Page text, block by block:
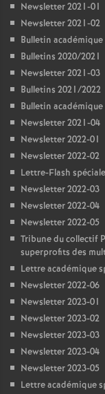
Newsletter 2021-01
Newsletter 2021-02
Bulletin
Bulletins 2020/2021
Newsletter 2021-03
Bulletins 2021/2022
Bulletin
Newsletter 2021-04
Newsletter 2022-01
Newsletter 2022-02
Lettre-Flash
Newsletter 2022-03
Newsletter 2022-04
Newsletter 2022-05
Tribune du collectif
superprofits des
Lettre académique
Newsletter 2022-06
Newsletter 2023-01
Newsletter 2023-02
Newsletter 2023-03
Newsletter 2023-04
Newsletter 2023-05
Lettre académique